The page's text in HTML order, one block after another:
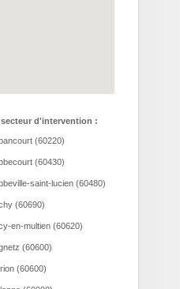
d'intervention :
(60220)
(60430)
saint-lucien (60480)
(60690)
en-multien (60620)
(60600)
(60600)